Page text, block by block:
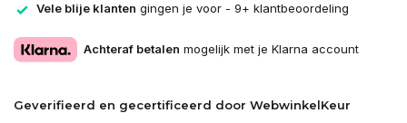
Vele blije klanten gingen je voor - 9+ klantbeoordeling
Achteraf betalen mogelijk met je Klarna account
Geverifieerd en gecertificeerd door WebwinkelKeur